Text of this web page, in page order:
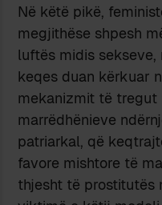
Në këtë pikë,
megjithëse shpesh
luftës midis sekseve,
keqes duan kërkuar
mekanizmit të tregut
marrëdhënieve
patriarkal, që
favore mishtore të
thjesht të prostitutës